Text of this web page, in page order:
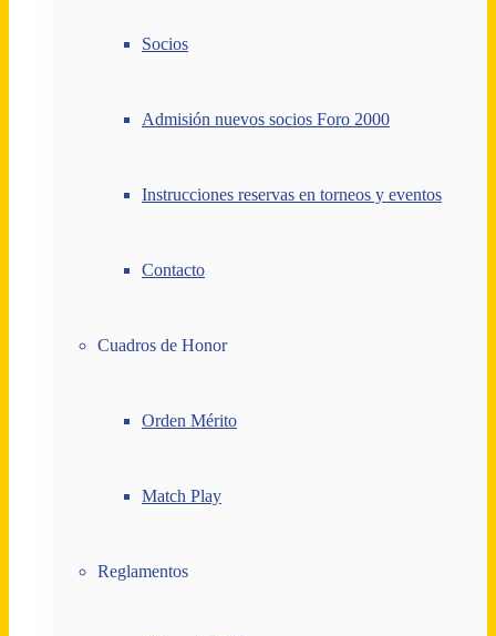
Socios
Admisión nuevos socios Foro 2000
Instrucciones reservas en torneos y eventos
Contacto
Cuadros de Honor
Orden Mérito
Match Play
Reglamentos